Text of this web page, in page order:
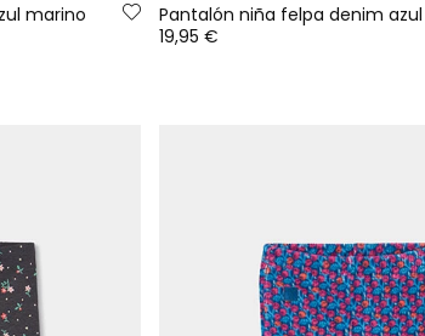
marino
Pantalón niña felpa denim azul
19,95 €